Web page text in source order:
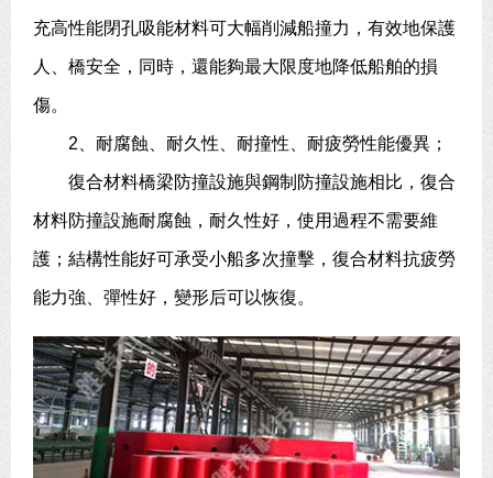
充高性能閉孔吸能材料可大幅削減船撞力，有效地保護
人、橋安全，同時，還能夠最大限度地降低船舶的損
傷。
2、耐腐蝕、耐久性、耐撞性、耐疲勞性能優異；
復合材料橋梁防撞設施與鋼制防撞設施相比，復合
材料防撞設施耐腐蝕，耐久性好，使用過程不需要維
護；結構性能好可承受小船多次撞擊，復合材料抗疲勞
能力強、彈性好，變形后可以恢復。